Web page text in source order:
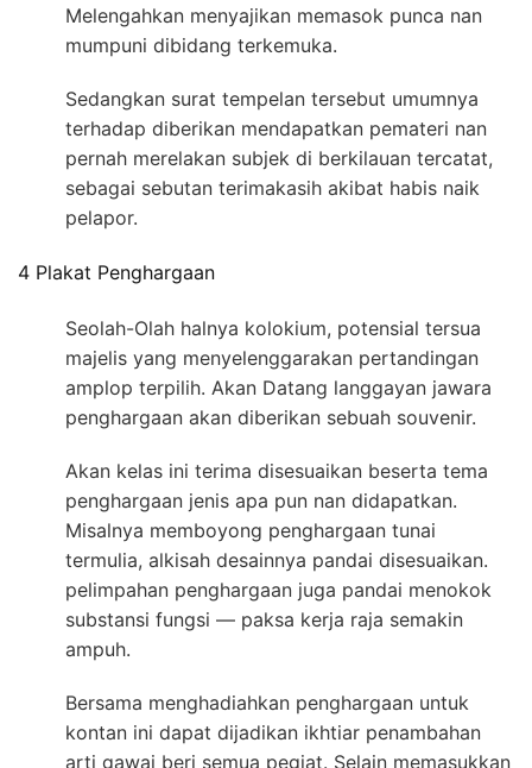
Melengahkan menyajikan memasok punca nan
mumpuni dibidang terkemuka.
Sedangkan surat tempelan tersebut umumnya
terhadap diberikan mendapatkan pemateri nan
pernah merelakan subjek di berkilauan tercatat,
sebagai sebutan terimakasih akibat habis naik
pelapor.
4 Plakat Penghargaan
Seolah-Olah halnya kolokium, potensial tersua
majelis yang menyelenggarakan pertandingan
amplop terpilih. Akan Datang langgayan jawara
penghargaan akan diberikan sebuah souvenir.
Akan kelas ini terima disesuaikan beserta tema
penghargaan jenis apa pun nan didapatkan.
Misalnya memboyong penghargaan tunai
termulia, alkisah desainnya pandai disesuaikan.
pelimpahan penghargaan juga pandai menokok
substansi fungsi — paksa kerja raja semakin
ampuh.
Bersama menghadiahkan penghargaan untuk
kontan ini dapat dijadikan ikhtiar penambahan
arti gawai beri semua pegiat. Selain memasukkan